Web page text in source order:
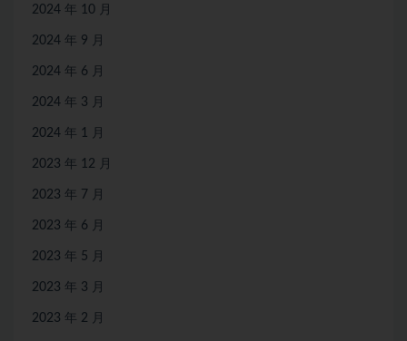
2024 年 10 月
2024 年 9 月
2024 年 6 月
2024 年 3 月
2024 年 1 月
2023 年 12 月
2023 年 7 月
2023 年 6 月
2023 年 5 月
2023 年 3 月
2023 年 2 月